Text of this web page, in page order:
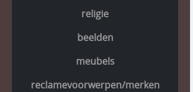
religie
beelden
meubels
reclamevoorwerpen/merken